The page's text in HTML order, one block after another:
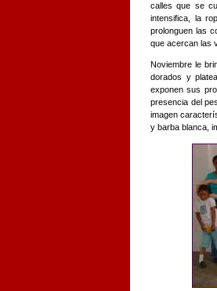
calles que se
intensifica, la
prolonguen las
que acercan las
Noviembre le
dorados y
exponen sus
presencia del
imagen
y barba blanca,